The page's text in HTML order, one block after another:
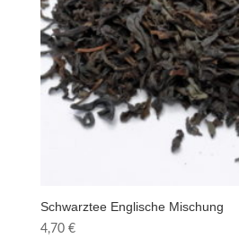
Schwarztee Englische Mischung
4,70 €